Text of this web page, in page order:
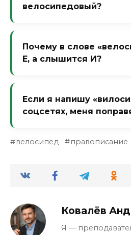
велосипедовый?
«Велосипедовый» —
вариант, но лучше
Почему в слове
Е, а слышится И?
нет, поэтому просто
через Е.
Если я напишу
соцсетях, меня
такие ошибки. Лучше
велосипед правописание
Ковалёв
Я —